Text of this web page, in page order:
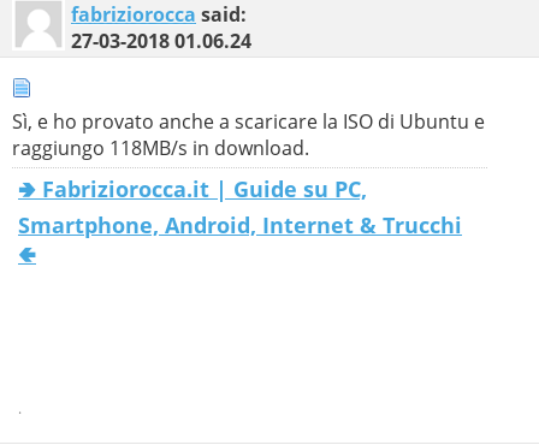
fabriziorocca said:
27-03-201801.06.24
Sì, e ho provato anche a scaricare la ISO di Ubuntu e
raggiungo 118MB/s in download.
🢂 Fabriziorocca.it | Guide su PC,
Smartphone, Android, Internet & Trucchi
🢀
.